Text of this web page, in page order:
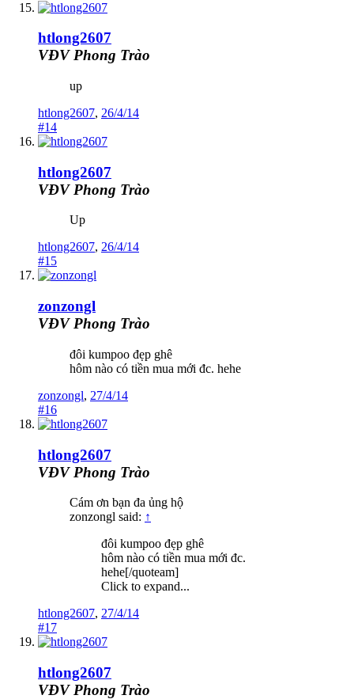
htlong2607
VĐV Phong Trào
up
htlong2607, 26/4/14
#14
htlong2607
VĐV Phong Trào
Up
htlong2607, 26/4/14
#15
zonzongl
VĐV Phong Trào
đôi kumpoo đẹp ghê
hôm nào có tiền mua mới đc. hehe
zonzongl, 27/4/14
#16
htlong2607
VĐV Phong Trào
Cám ơn bạn đa ủng hộ
zonzongl said: ↑
đôi kumpoo đẹp ghê
hôm nào có tiền mua mới đc.
hehe[/quoteam]
Click to expand...
htlong2607, 27/4/14
#17
htlong2607
VĐV Phong Trào